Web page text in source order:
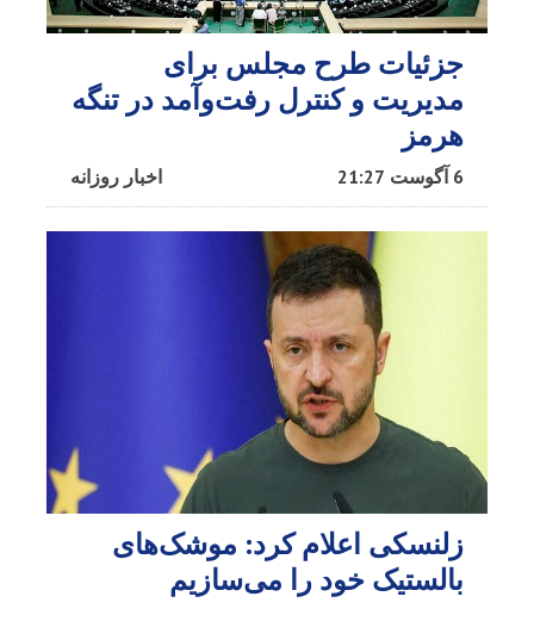
جزئیات طرح مجلس برای
مدیریت و کنترل رفت‌وآمد در تنگه
هرمز
اخبار روزانه 6 آگوست 21:27
زلنسکی اعلام کرد: موشک‌های
بالستیک خود را می‌سازیم